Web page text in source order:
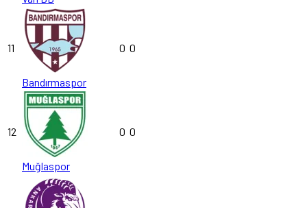
11
Bandırmaspor
0 0
12
Muğlaspor
0 0